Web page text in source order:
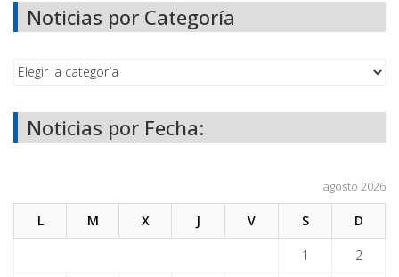
Noticias por Categoría
Noticias por Fecha:
agosto 2026
L M X J V S D
1 2